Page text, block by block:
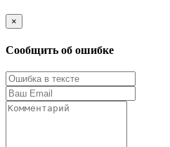
×
Сообщить об ошибке